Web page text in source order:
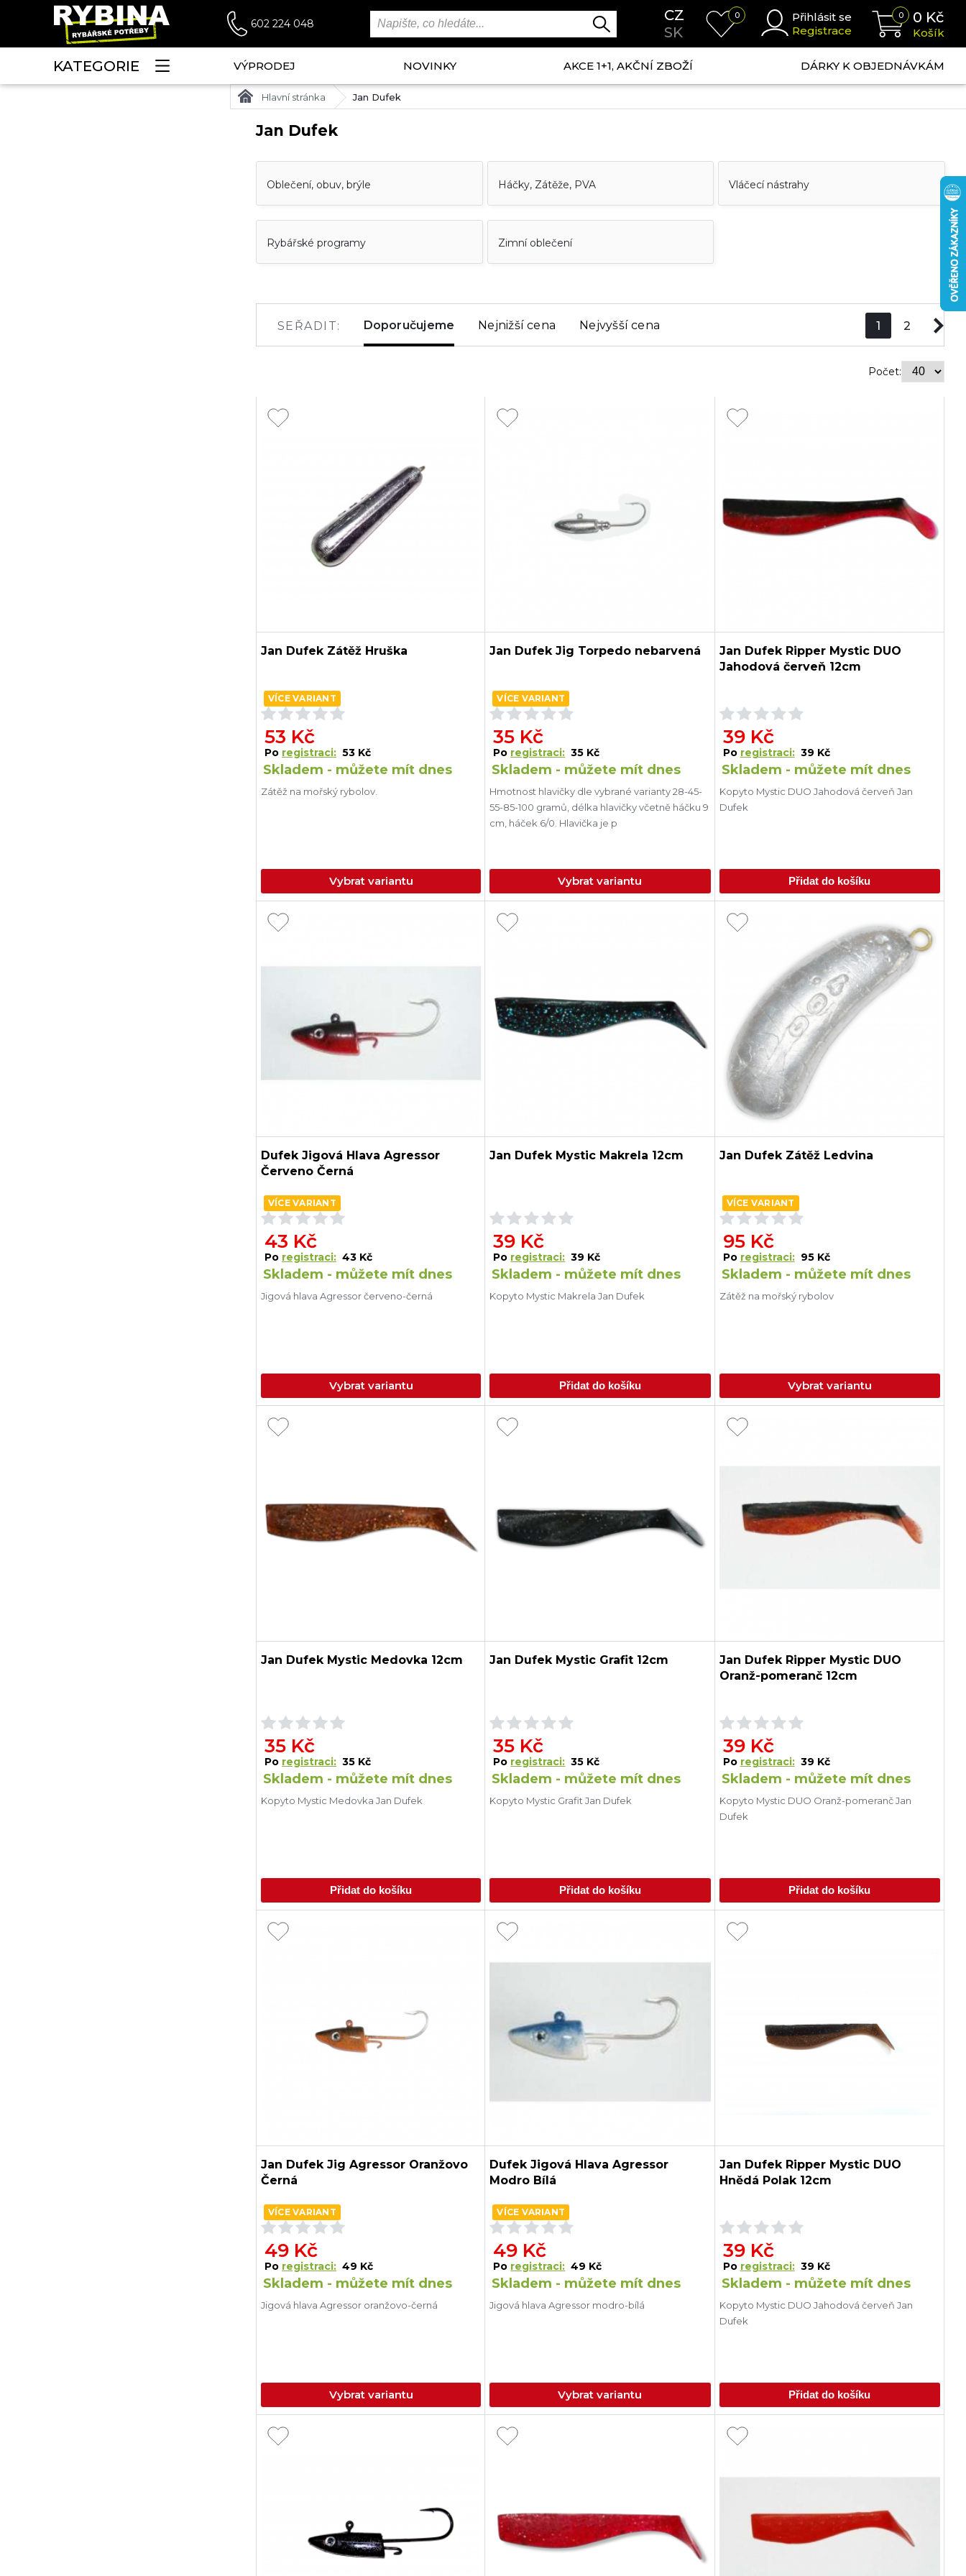
602 224 048
CZ
SK
0
Přihlásit se
Registrace
0 0 Kč
Košík
KATEGORIE VÝPRODEJ NOVINKY AKCE 1+1, AKČNÍ ZBOŽÍ DÁRKY K OBJEDNÁVKÁM
Hlavní stránka Jan Dufek
Jan Dufek
Oblečení, obuv, brýle Háčky, Zátěže, PVA Vláčecí nástrahy
Rybářské programy Zimní oblečení
SEŘADIT: Doporučujeme Nejnižší cena Nejvyšší cena 1 2
Počet:
Jan Dufek Zátěž Hruška
VÍCE VARIANT
53 Kč
Po registraci: 53 Kč
Skladem - můžete mít dnes
Zátěž na mořský rybolov.
Vybrat variantu
Jan Dufek Jig Torpedo nebarvená
VÍCE VARIANT
35 Kč
Po registraci: 35 Kč
Skladem - můžete mít dnes
Hmotnost hlavičky dle vybrané varianty 28-45-
55-85-100 gramů, délka hlavičky včetně háčku 9
cm, háček 6/0. Hlavička je p
Vybrat variantu
Jan Dufek Ripper Mystic DUO
Jahodová červeň 12cm
39 Kč
Po registraci: 39 Kč
Skladem - můžete mít dnes
Kopyto Mystic DUO Jahodová červeň Jan
Dufek
Přidat do košíku
Dufek Jigová Hlava Agressor
Červeno Černá
VÍCE VARIANT
43 Kč
Po registraci: 43 Kč
Skladem - můžete mít dnes
Jigová hlava Agressor červeno-černá
Vybrat variantu
Jan Dufek Mystic Makrela 12cm
39 Kč
Po registraci: 39 Kč
Skladem - můžete mít dnes
Kopyto Mystic Makrela Jan Dufek
Přidat do košíku
Jan Dufek Zátěž Ledvina
VÍCE VARIANT
95 Kč
Po registraci: 95 Kč
Skladem - můžete mít dnes
Zátěž na mořský rybolov
Vybrat variantu
Jan Dufek Mystic Medovka 12cm
35 Kč
Po registraci: 35 Kč
Skladem - můžete mít dnes
Kopyto Mystic Medovka Jan Dufek
Přidat do košíku
Jan Dufek Mystic Grafit 12cm
35 Kč
Po registraci: 35 Kč
Skladem - můžete mít dnes
Kopyto Mystic Grafit Jan Dufek
Přidat do košíku
Jan Dufek Ripper Mystic DUO
Oranž-pomeranč 12cm
39 Kč
Po registraci: 39 Kč
Skladem - můžete mít dnes
Kopyto Mystic DUO Oranž-pomeranč Jan
Dufek
Přidat do košíku
Jan Dufek Jig Agressor Oranžovo
Černá
VÍCE VARIANT
49 Kč
Po registraci: 49 Kč
Skladem - můžete mít dnes
Jigová hlava Agressor oranžovo-černá
Vybrat variantu
Dufek Jigová Hlava Agressor
Modro Bílá
VÍCE VARIANT
49 Kč
Po registraci: 49 Kč
Skladem - můžete mít dnes
Jigová hlava Agressor modro-bílá
Vybrat variantu
Jan Dufek Ripper Mystic DUO
Hnědá Polak 12cm
39 Kč
Po registraci: 39 Kč
Skladem - můžete mít dnes
Kopyto Mystic DUO Jahodová červeň Jan
Dufek
Přidat do košíku